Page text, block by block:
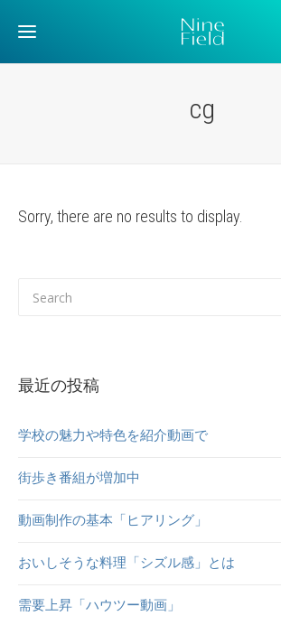
cg
Sorry, there are no results to display.
最近の投稿
学校の魅力や特色を紹介動画で
街歩き番組が増加中
動画制作の基本「ヒアリング」
おいしそうな料理「シズル感」とは
需要上昇「ハウツー動画」